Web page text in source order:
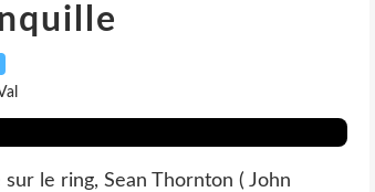
le ring, Sean Thornton ( John